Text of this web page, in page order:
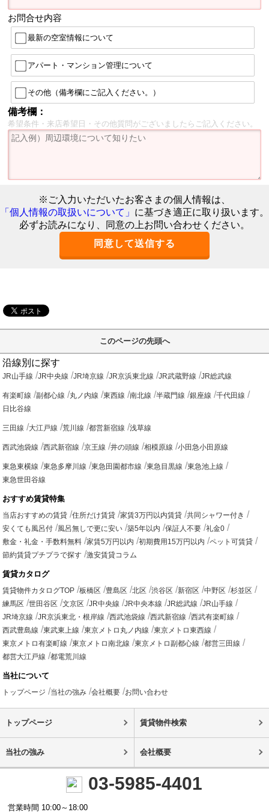
お問合せ内容
最新の空室情報について
アパート・マンション管理について
その他（備考欄にご記入ください。）
備考欄：
希望条件・来店希望日・その他質問がございましたらご記入ください。
※ご入力いただいたお客さまの個人情報は、
「個人情報の取扱いについて」 に基づき適正に取り扱います。
必ずお読みになり、同意の上お問い合わせください。
このページの先頭へ
沿線別に探す
JR山手線 JR中央線 JR埼京線 JR京浜東北線 JR武蔵野線 JR総武線
有楽町線 副都心線 丸ノ内線 東西線 南北線 半蔵門線 銀座線
千代田線
日比谷線
三田線 大江戸線 荒川線 都営新宿線 浅草線
西武池袋線 西武新宿線 京王線 井の頭線 相模原線 小田急小田原線
東急東横線 東急多摩川線 東急田園都市線 東急目黒線
東急池上線
東急世田谷線
おすすめ賃貸特集
当店おすすめの賃貸 住所だけ賃貸 家賃3万円以内賃貸
共同シャワー付き
安くても風呂付
風呂無しで更に安い 築5年以内 保証人不要
礼金0
敷金・礼金・手数料無料
家賃5万円以内 初期費用15万円以内
ペット可賃貸
節約賃貸プチプラで探す
激安賃貸コラム
賃貸カタログ
賃貸物件カタログTOP 板橋区 豊島区 北区 渋谷区 新宿区 中野区
杉並区
練馬区
世田谷区 文京区 JR中央線 JR中央本線 JR総武線
JR山手線
JR埼京線
JR京浜東北・根岸線 西武池袋線 西武新宿線
西武有楽町線
西武豊島線
東武東上線 東京メトロ丸ノ内線
東京メトロ東西線
東京メトロ有楽町線
東京メトロ南北線 東京メトロ副都心線
都営三田線
都営大江戸線
都電荒川線
当社について
トップページ 当社の強み 会社概要 お問い合わせ
トップページ 賃貸物件検索
当社の強み 会社概要
03-5985-4401
営業時間 10:00～18:00